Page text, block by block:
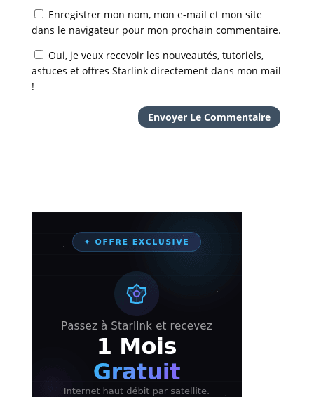
Enregistrer mon nom, mon e-mail et mon site
dans le navigateur pour mon prochain commentaire.
Oui, je veux recevoir les nouveautés, tutoriels,
astuces et offres Starlink directement dans mon mail
!